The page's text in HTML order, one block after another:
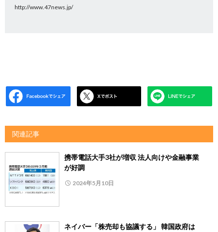
http://www.47news.jp/
関連記事
携帯電話大手3社が増収 法人向けや金融事業
が好調
2024年5月10日
ネイバー「株売却も協議する」 韓国政府は